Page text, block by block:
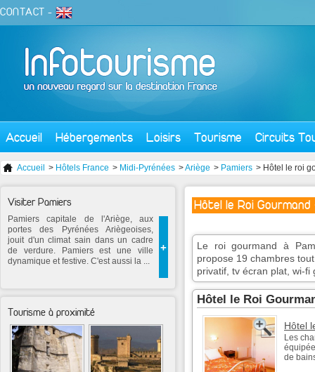
CONTACT -
Accueil Hébergements Loisirs Tourisme Circuits
Accueil > Hôtels France > Midi-Pyrénées >Ariège > Pamiers > Hôtel le roi
Hôtel le Roi
Le roi gourmand à
propose 19 chambres
privatif, tv écran plat, wi-fi
Hôtel le Roi
Hôtel
Les
de
Visiter Pamiers
+
Pamiers capitale de l'Ariège, aux
portes des Pyrénées Ariègeoises,
jouit d'un climat sain dans un cadre
de verdure. Pamiers est une ville
dynamique et festive. C'est aussi la ...
Tourisme à proximité